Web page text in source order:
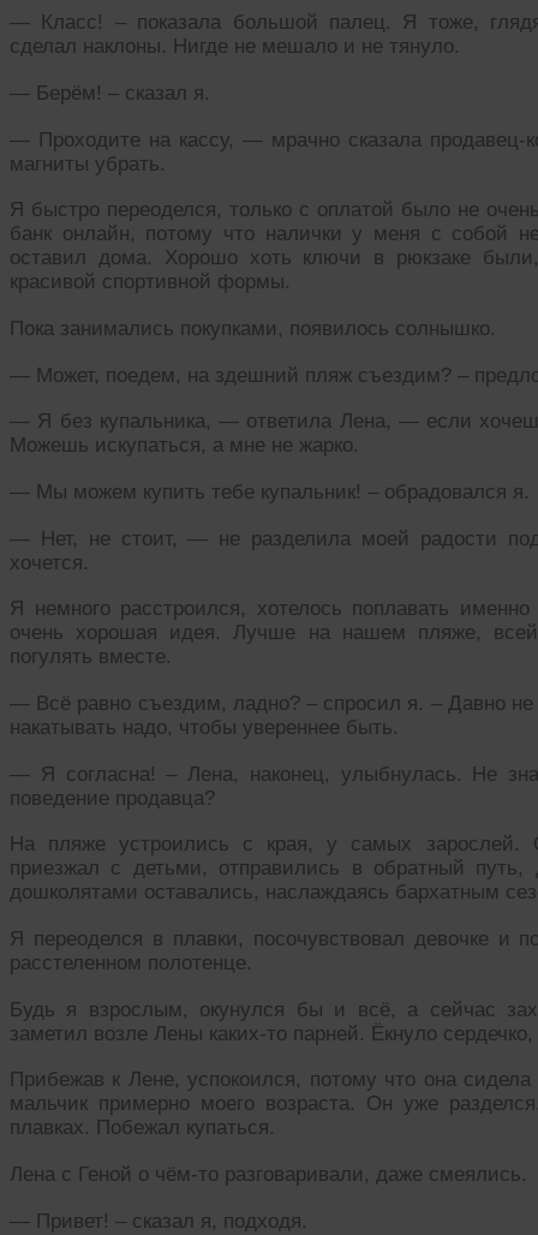
— Класс! – показала большой палец. Я тоже,
сделал наклоны. Нигде не мешало и не тянуло.
— Берём! – сказал я.
— Проходите на кассу, — мрачно сказала продавец-
магниты убрать.
Я быстро переоделся, только с оплатой было не
банк онлайн, потому что налички у меня с собой
оставил дома. Хорошо хоть ключи в рюкзаке
красивой спортивной формы.
Пока занимались покупками, появилось солнышко.
— Может, поедем, на здешний пляж съездим? –
— Я без купальника, — ответила Лена, — если
Можешь искупаться, а мне не жарко.
— Мы можем купить тебе купальник! – обрадовался я.
— Нет, не стоит, — не разделила моей радости
хочется.
Я немного расстроился, хотелось поплавать
очень хорошая идея. Лучше на нашем пляже,
погулять вместе.
— Всё равно съездим, ладно? – спросил я. – Давно не
накатывать надо, чтобы увереннее быть.
— Я согласна! – Лена, наконец, улыбнулась. Не
поведение продавца?
На пляже устроились с края, у самых
приезжал с детьми, отправились в обратный
дошколятами оставались, наслаждаясь бархатным
Я переоделся в плавки, посочувствовал девочке и
расстеленном полотенце.
Будь я взрослым, окунулся бы и всё, а сейчас
заметил возле Лены каких-то парней. Ёкнуло
Прибежав к Лене, успокоился, потому что она
мальчик примерно моего возраста. Он уже
плавках. Побежал купаться.
Лена с Геной о чём-то разговаривали, даже смеялись.
— Привет! – сказал я, подходя.